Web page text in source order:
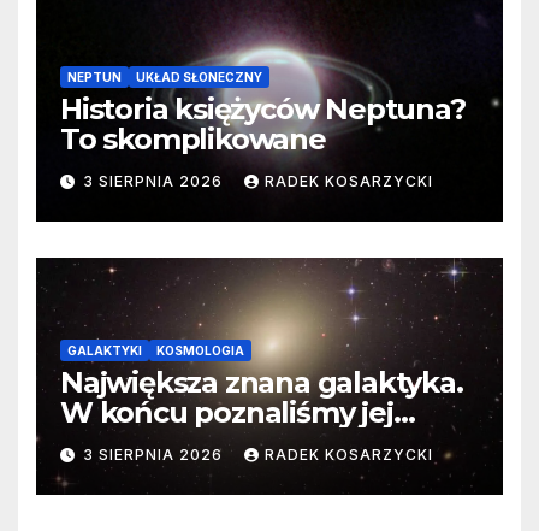
NEPTUN UKŁAD SŁONECZNY
Historia księżyców Neptuna?
To skomplikowane
3 SIERPNIA 2026 RADEK KOSARZYCKI
GALAKTYKI KOSMOLOGIA
Największa znana galaktyka.
W końcu poznaliśmy jej
faktyczne wymiary
3 SIERPNIA 2026 RADEK KOSARZYCKI